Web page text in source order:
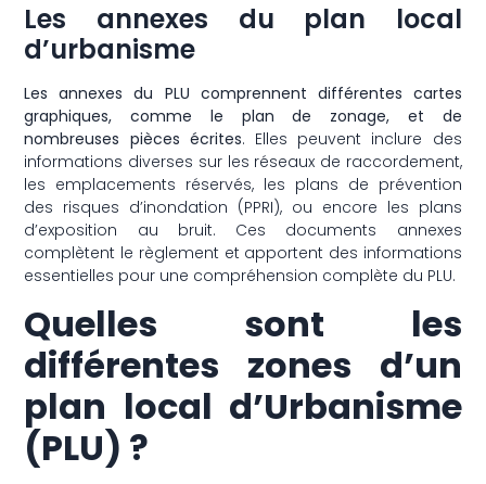
Les annexes du plan local
d’urbanisme
Les annexes du PLU comprennent différentes cartes
graphiques, comme le plan de zonage, et de
nombreuses pièces écrites. Elles peuvent inclure des
informations diverses sur les réseaux de raccordement,
les emplacements réservés, les plans de prévention
des risques d’inondation (PPRI), ou encore les plans
d’exposition au bruit. Ces documents annexes
complètent le règlement et apportent des informations
essentielles pour une compréhension complète du PLU.
Quelles sont les
différentes zones d’un
plan local d’Urbanisme
(PLU) ?